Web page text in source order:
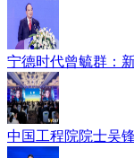
宁德时代曾毓群：
中国工程院院士吴